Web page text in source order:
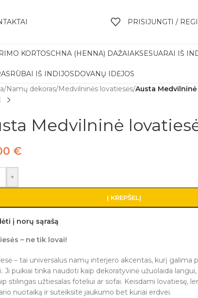
PRISIJUNGTI /
KORTOSCHNA (HENNA) DAŽAIAKSESUARAI IŠ
RŪBAI IŠ INDIJOSDOVANŲ IDĖJOS
/Namų dekoras/Medvilninės lovatiesės/Austa
Medvilninė
€
+
Į KREPŠELĮ
į norų sąrašą
– ne tik lovai!
– tai universalus namų interjero akcentas, kurį galima
Ji puikiai tinka naudoti kaip dekoratyvinė užuolaida
stilingas užtiesalas foteliui ar sofai. Keisdami lovatiesę,
nuotaiką ir suteiksite jaukumo bet kuriai erdvei.